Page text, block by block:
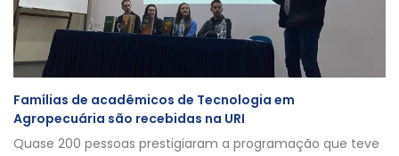
Famílias de acadêmicos de Tecnologia em
Agropecuária são recebidas na URI
Quase 200 pessoas prestigiaram a programação que teve